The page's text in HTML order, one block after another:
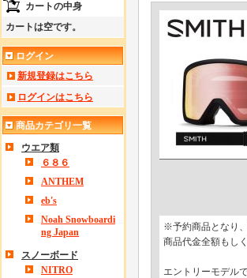
カートの中身
カートは空です。
ログイン
新規登録はこちら
ログインはこちら
商品カテゴリ一覧
ウエア類
６８６
ANTHEM
eb's
Noah Snowboardi
ng Japan
スノーボード
NITRO
※予約商品となり
商品代金全額もし
エントリーモデル